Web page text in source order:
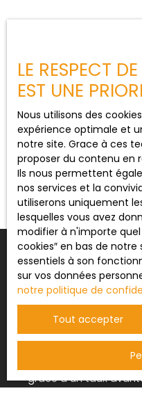
Maîtriser votre
mensualités
Le financement est la
projet immobilier.
grâce à un taux
LE RESPECT
EST UNE
Nous utilisons des
expérience optimale et
notre site. Grace à ces
proposer du contenu en
Ils nous permettent
nos services et la
utiliserons uniquement
lesquelles vous avez
modifier à n'importe
cookies″ en bas de
essentiels à son
sur vos données
notre politique de
Tout accepter